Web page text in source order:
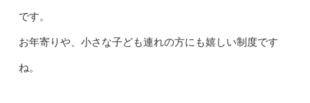
です。
お年寄りや、小さな子ども連れの方にも嬉しい制度です
ね。